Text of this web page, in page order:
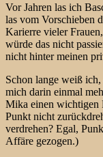
Vor Jahren las ich
las vom Vorschieben
Karierre vieler
würde das nicht
nicht hinter meinen
Schon lange weiß
mich darin einmal
Mika einen wichtigen
Punkt nicht
verdrehen? Egal,
Affäre gezogen.)